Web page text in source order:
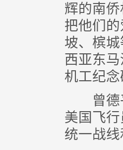
辉的南
把他们
坡、槟
西亚东
机工纪
曾德平
美国飞
统一战